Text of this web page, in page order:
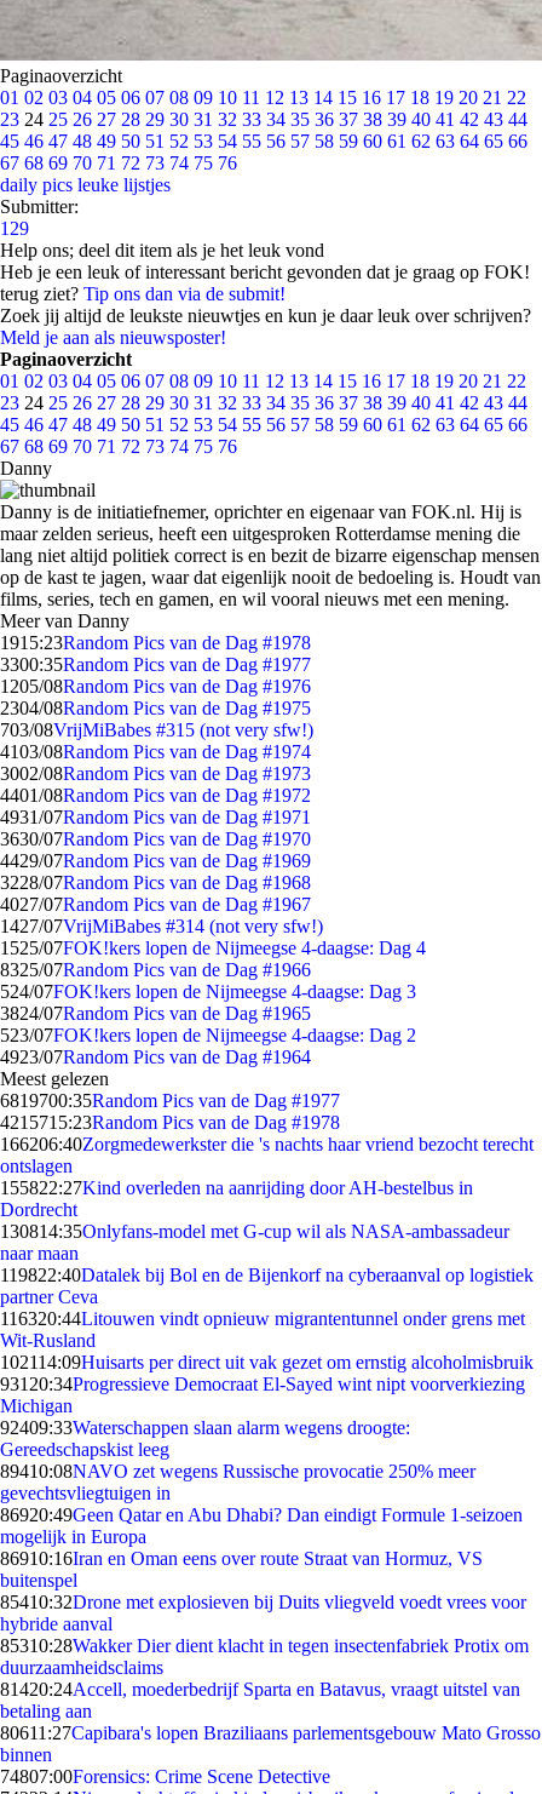
Paginaoverzicht
01 02 03 04 05 06 07 08 09 10 11 12 13 14 15 16 17 18 19 20 21 22
23 24 25 26 27 28 29 30 31 32 33 34 35 36 37 38 39 40 41 42 43 44
45 46 47 48 49 50 51 52 53 54 55 56 57 58 59 60 61 62 63 64 65 66
67 68 69 70 71 72 73 74 75 76
daily pics leuke lijstjes
Submitter:
129
Help ons; deel dit item als je het leuk vond
Heb je een leuk of interessant bericht gevonden dat je graag op FOK!
terug ziet? Tip ons dan via de submit!
Zoek jij altijd de leukste nieuwtjes en kun je daar leuk over schrijven?
Meld je aan als nieuwsposter!
Paginaoverzicht
01 02 03 04 05 06 07 08 09 10 11 12 13 14 15 16 17 18 19 20 21 22
23 24 25 26 27 28 29 30 31 32 33 34 35 36 37 38 39 40 41 42 43 44
45 46 47 48 49 50 51 52 53 54 55 56 57 58 59 60 61 62 63 64 65 66
67 68 69 70 71 72 73 74 75 76
Danny
Danny is de initiatiefnemer, oprichter en eigenaar van FOK.nl. Hij is
maar zelden serieus, heeft een uitgesproken Rotterdamse mening die
lang niet altijd politiek correct is en bezit de bizarre eigenschap mensen
op de kast te jagen, waar dat eigenlijk nooit de bedoeling is. Houdt van
films, series, tech en gamen, en wil vooral nieuws met een mening.
Meer van Danny
1915:23Random Pics van de Dag #1978
3300:35Random Pics van de Dag #1977
1205/08Random Pics van de Dag #1976
2304/08Random Pics van de Dag #1975
703/08VrijMiBabes #315 (not very sfw!)
4103/08Random Pics van de Dag #1974
3002/08Random Pics van de Dag #1973
4401/08Random Pics van de Dag #1972
4931/07Random Pics van de Dag #1971
3630/07Random Pics van de Dag #1970
4429/07Random Pics van de Dag #1969
3228/07Random Pics van de Dag #1968
4027/07Random Pics van de Dag #1967
1427/07VrijMiBabes #314 (not very sfw!)
1525/07FOK!kers lopen de Nijmeegse 4-daagse: Dag 4
8325/07Random Pics van de Dag #1966
524/07FOK!kers lopen de Nijmeegse 4-daagse: Dag 3
3824/07Random Pics van de Dag #1965
523/07FOK!kers lopen de Nijmeegse 4-daagse: Dag 2
4923/07Random Pics van de Dag #1964
Meest gelezen
6819700:35Random Pics van de Dag #1977
4215715:23Random Pics van de Dag #1978
166206:40Zorgmedewerkster die 's nachts haar vriend bezocht terecht
ontslagen
155822:27Kind overleden na aanrijding door AH-bestelbus in
Dordrecht
130814:35Onlyfans-model met G-cup wil als NASA-ambassadeur
naar maan
119822:40Datalek bij Bol en de Bijenkorf na cyberaanval op logistiek
partner Ceva
116320:44Litouwen vindt opnieuw migrantentunnel onder grens met
Wit-Rusland
102114:09Huisarts per direct uit vak gezet om ernstig alcoholmisbruik
931 20:34Progressieve Democraat El-Sayed wint nipt voorverkiezing
Michigan
92409:33Waterschappen slaan alarm wegens droogte:
Gereedschapskist leeg
89410:08NAVO zet wegens Russische provocatie 250% meer
gevechtsvliegtuigen in
86920:49Geen Qatar en Abu Dhabi? Dan eindigt Formule 1-seizoen
mogelijk in Europa
86910:16Iran en Oman eens over route Straat van Hormuz, VS
buitenspel
85410:32Drone met explosieven bij Duits vliegveld voedt vrees voor
hybride aanval
85310:28Wakker Dier dient klacht in tegen insectenfabriek Protix om
duurzaamheidsclaims
81420:24Accell, moederbedrijf Sparta en Batavus, vraagt uitstel van
betaling aan
80611:27Capibara's lopen Braziliaans parlementsgebouw Mato Grosso
binnen
74807:00Forensics: Crime Scene Detective